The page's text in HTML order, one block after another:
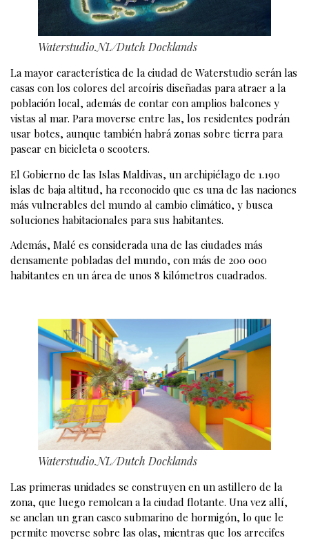
Waterstudio.NL/Dutch Docklands
La mayor característica de la ciudad de Waterstudio serán las
casas con los colores del arcoíris diseñadas para atraer a la
población local, además de contar con amplios balcones y
vistas al mar. Para moverse entre las, los residentes podrán
usar botes, aunque también habrá zonas sobre tierra para
pasear en bicicleta o scooters.
El Gobierno de las Islas Maldivas, un archipiélago de 1.190
islas de baja altitud, ha reconocido que es una de las naciones
más vulnerables del mundo al cambio climático, y busca
soluciones habitacionales para sus habitantes.
Además, Malé es considerada una de las ciudades más
densamente pobladas del mundo, con más de 200 000
habitantes en un área de unos 8 kilómetros cuadrados.
Waterstudio.NL/Dutch Docklands
Las primeras unidades se construyen en un astillero de la
zona, que luego remolcan a la ciudad flotante. Una vez allí,
se anclan un gran casco submarino de hormigón, lo que le
permite moverse sobre las olas, mientras que los arrecifes